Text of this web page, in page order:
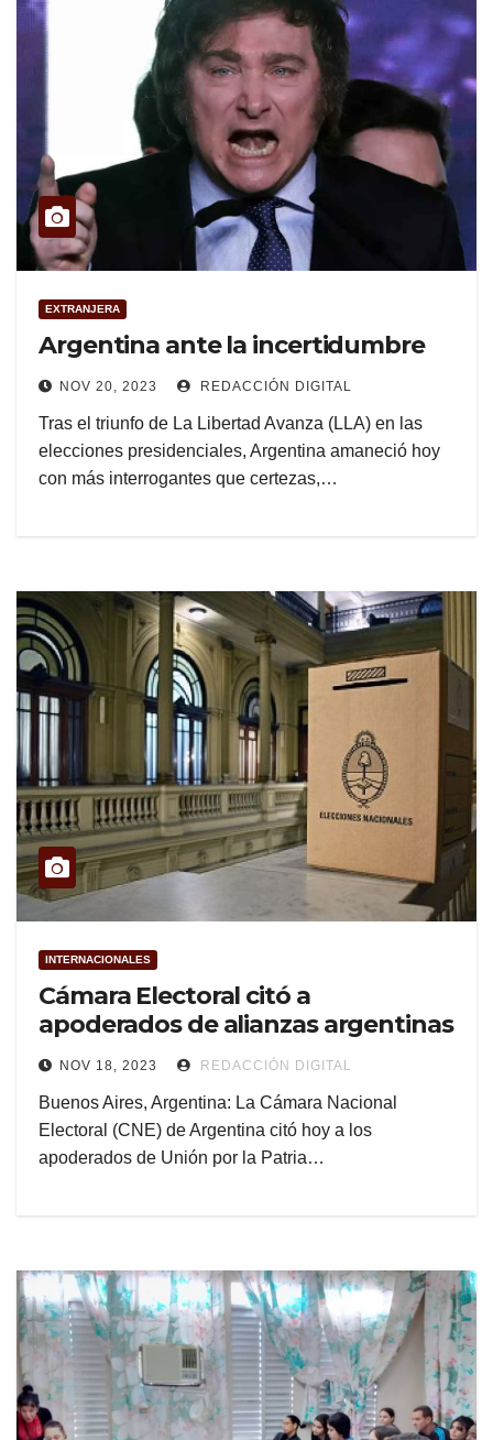
EXTRANJERA
Argentina ante la incertidumbre
NOV 20, 2023 REDACCIÓN DIGITAL
Tras el triunfo de La Libertad Avanza (LLA) en las
elecciones presidenciales, Argentina amaneció hoy
con más interrogantes que certezas,…
INTERNACIONALES
Cámara Electoral citó a
apoderados de alianzas argentinas
NOV 18, 2023 REDACCIÓN DIGITAL
Buenos Aires, Argentina: La Cámara Nacional
Electoral (CNE) de Argentina citó hoy a los
apoderados de Unión por la Patria…